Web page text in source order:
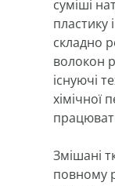
суміші
пластику
складно
волокон
існуючі
хімічної
Змішані
повному